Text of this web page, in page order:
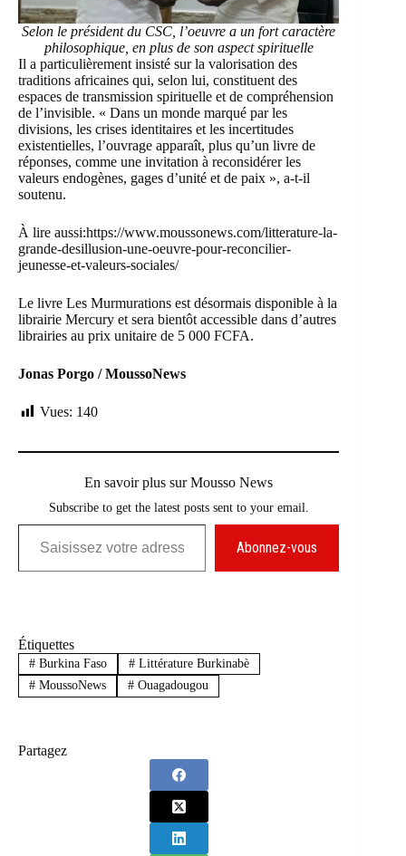
Selon le président du CSC, l’oeuvre a un fort caractère
philosophique, en plus de son aspect spirituelle
Il a particulièrement insisté sur la valorisation des
traditions africaines qui, selon lui, constituent des
espaces de transmission spirituelle et de compréhension
de l’invisible. « Dans un monde marqué par les
divisions, les crises identitaires et les incertitudes
existentielles, l’ouvrage apparaît, plus qu’un livre de
réponses, comme une invitation à reconsidérer les
valeurs endogènes, gages d’unité et de paix », a-t-il
soutenu.
À lire aussi:https://www.moussonews.com/litterature-la-
grande-desillusion-une-oeuvre-pour-reconcilier-
jeunesse-et-valeurs-sociales/
Le livre Les Murmurations est désormais disponible à la
librairie Mercury et sera bientôt accessible dans d’autres
librairies au prix unitaire de 5 000 FCFA.
Jonas Porgo / MoussoNews
Vues: 140
En savoir plus sur Mousso News
Subscribe to get the latest posts sent to your email.
Saisissez votre adresse e-mail…
Abonnez-vous
Étiquettes
#Burkina Faso #Littérature Burkinabè
#MoussoNews #Ouagadougou
Partagez